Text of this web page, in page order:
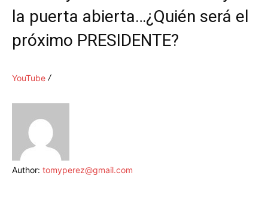
la puerta abierta…¿Quién será el
próximo PRESIDENTE?
YouTube
Author: tomyperez@gmail.com